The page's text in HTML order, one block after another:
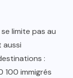
limite pas au
aussi
:
100 immigrés